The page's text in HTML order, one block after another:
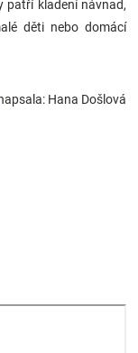
patří kladení návnad,
děti nebo domácí
Hana Došlová